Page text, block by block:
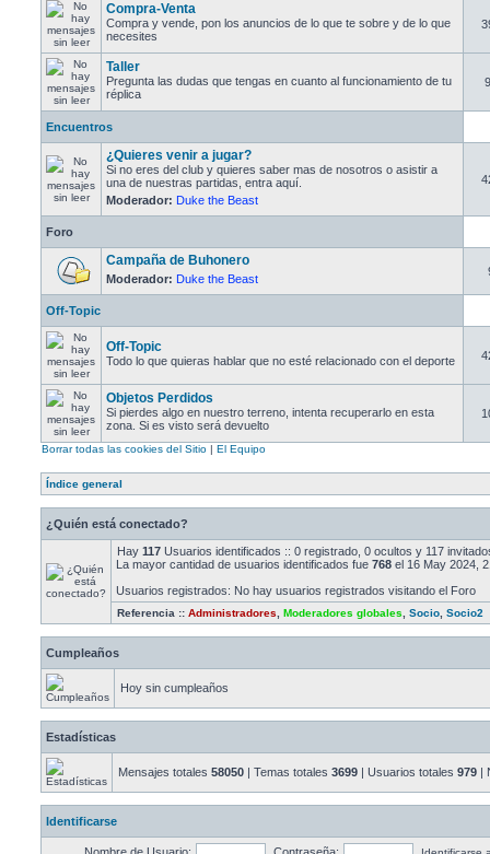
Compra-Venta
Compra y vende, pon los anuncios de lo que te sobre y de lo que
necesites
Taller
Pregunta las dudas que tengas en cuanto al funcionamiento de tu
réplica
Encuentros
¿Quieres venir a jugar?
Si no eres del club y quieres saber mas de nosotros o asistir a
una de nuestras partidas, entra aquí.
Moderador: Duke the Beast
Foro
Campaña de Buhonero
Moderador: Duke the Beast
Off-Topic
Off-Topic
Todo lo que quieras hablar que no esté relacionado con el deporte
Objetos Perdidos
Si pierdes algo en nuestro terreno, intenta recuperarlo en esta
zona. Si es visto será devuelto
Borrar todas las cookies del Sitio | El Equipo
Índice general
¿Quién está conectado?
Hay 117 Usuarios identificados :: 0 registrado, 0 ocultos y 117
La mayor cantidad de usuarios identificados fue 768 el 16 May 2024,
Usuarios registrados: No hay usuarios registrados visitando el Foro
Referencia :: Administradores Moderadores globales Socio Socio2
Cumpleaños
Hoy sin cumpleaños
Estadísticas
Mensajes totales 58050 | Temas totales 3699 | Usuarios totales 979 |
Identificarse